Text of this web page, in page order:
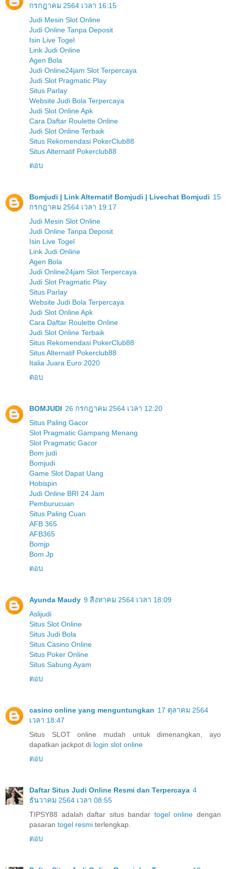
กรกฎาคม 2564 เวลา 16:15
Judi Mesin Slot Online
Judi Online Tanpa Deposit
Isin Live Togel
Link Judi Online
Agen Bola
Judi Online24jam Slot Terpercaya
Judi Slot Pragmatic Play
Situs Parlay
Website Judi Bola Terpercaya
Judi Slot Online Apk
Cara Daftar Roulette Online
Judi Slot Online Terbaik
Situs Rekomendasi PokerClub88
Situs Alternatif Pokerclub88
ตอบ
Bomjudi | Link Alternatif Bomjudi | Livechat Bomjudi 15
กรกฎาคม 2564 เวลา 19:17
Judi Mesin Slot Online
Judi Online Tanpa Deposit
Isin Live Togel
Link Judi Online
Agen Bola
Judi Online24jam Slot Terpercaya
Judi Slot Pragmatic Play
Situs Parlay
Website Judi Bola Terpercaya
Judi Slot Online Apk
Cara Daftar Roulette Online
Judi Slot Online Terbaik
Situs Rekomendasi PokerClub88
Situs Alternatif Pokerclub88
Italia Juara Euro 2020
ตอบ
BOMJUDI 26 กรกฎาคม 2564 เวลา 12:20
Situs Paling Gacor
Slot Pragmatic Gampang Menang
Slot Pragmatic Gacor
Bom judi
Bomjudi
Game Slot Dapat Uang
Hobispin
Judi Online BRI 24 Jam
Pemburucuan
Situs Paling Cuan
AFB 365
AFB365
Bomjp
Bom Jp
ตอบ
Ayunda Maudy 9 สิงหาคม 2564 เวลา 18:09
Aslijudi
Situs Slot Online
Situs Judi Bola
Situs Casino Online
Situs Poker Online
Situs Sabung Ayam
ตอบ
casino online yang menguntungkan 17 ตุลาคม 2564
เวลา 18:47
Situs SLOT online mudah untuk dimenangkan, ayo
dapatkan jackpot di login slot online
ตอบ
Daftar Situs Judi Online Resmi dan Terpercaya 4
ธันวาคม 2564 เวลา 08:55
TIPSY88 adalah daftar situs bandar togel online dengan
pasaran togel resmi terlengkap.
ตอบ